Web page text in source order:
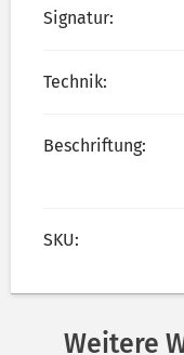
Signatur:
Technik:
Beschriftung:
SKU:
Weitere